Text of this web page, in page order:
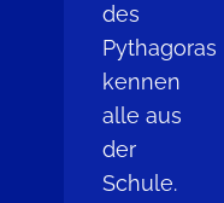
des
Pythagoras
kennen
alle aus
der
Schule.